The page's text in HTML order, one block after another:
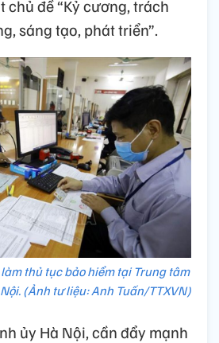
chủ đề “Kỷ cương, trách
sáng tạo, phát triển”.
thủ tục bảo hiểm tại Trung tâm
(Ảnh tư liệu: Anh Tuấn/TTXVN)
ủy Hà Nội, cần đẩy mạnh